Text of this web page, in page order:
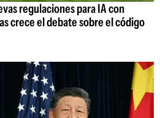
regulaciones para IA con
crece el debate sobre el código